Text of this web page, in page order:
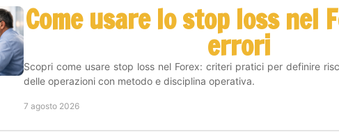
Come usare lo stop loss nel
errori
Scopri come usare stop loss nel Forex: criteri pratici per definire
delle operazioni con metodo e disciplina operativa.
7 agosto 2026